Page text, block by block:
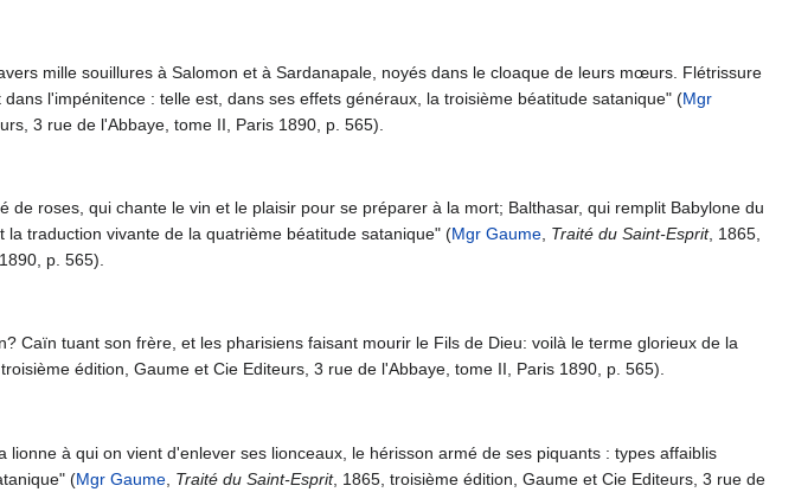
mille souillures à Salomon et à Sardanapale, noyés dans le cloaque de leurs mœurs. Flétrissure
l'impénitence : telle est, dans ses effets généraux, la troisième béatitude satanique" (Mgr
3 rue de l'Abbaye, tome II, Paris 1890, p. 565).
de roses, qui chante le vin et le plaisir pour se préparer à la mort; Balthasar, qui remplit Babylone du
traduction vivante de la quatrième béatitude satanique" (Mgr Gaume Traité du Saint-Esprit, 1865,
p. 565).
Caïn tuant son frère, et les pharisiens faisant mourir le Fils de Dieu: voilà le terme glorieux de la
édition, Gaume et Cie Editeurs, 3 rue de l'Abbaye, tome II, Paris 1890, p. 565).
lionne à qui on vient d'enlever ses lionceaux, le hérisson armé de ses piquants : types affaiblis
(Mgr Gaume Traité du Saint-Esprit, 1865, troisième édition, Gaume et Cie Editeurs, 3 rue de